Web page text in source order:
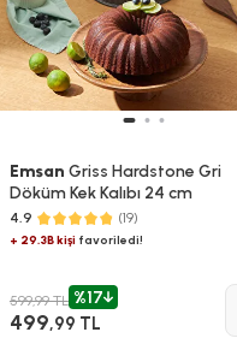
Emsan Griss Hardstone Gri
Döküm Kek Kalıbı 24 cm
4.9 (19)
+ 29.3B kişifavoriledi!
599,99 TL %17
499,99 TL